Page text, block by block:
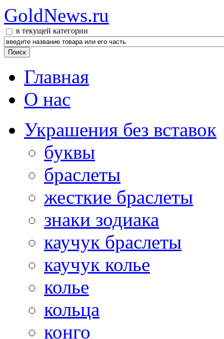
GoldNews.ru
в текущей категории
Главная
О нас
Украшения без вставок
буквы
браслеты
жесткие браслеты
знаки зодиака
каучук браслеты
каучук колье
колье
кольца
конго